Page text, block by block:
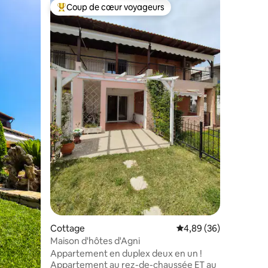
: 4,97 sur 5
Coups de cœur voyageurs les plus appréciés
Coup de cœur voyageurs
Cottage Évaluation moyenne
4,89 (36)
Maison d'hôtes d'Agni
Appartement en duplex deux en un !
Appartement au rez-de-chaussée ET au